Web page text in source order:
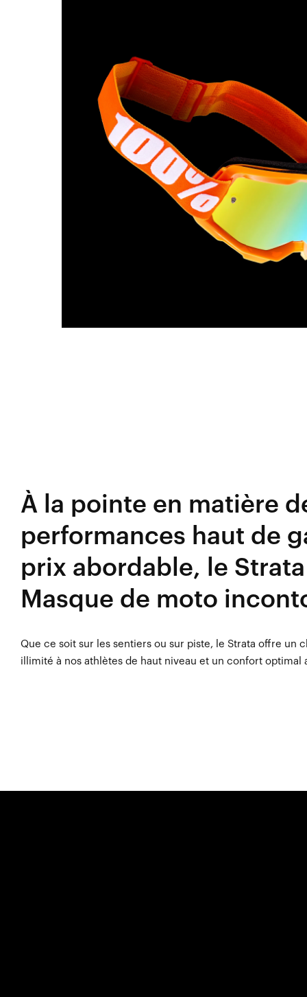
À la pointe en matière
performances haut de
prix abordable, le
Masque de moto
Que ce soit sur les sentiers ou sur piste, le Strata offre un
illimité à nos athlètes de haut niveau et un confort optimal